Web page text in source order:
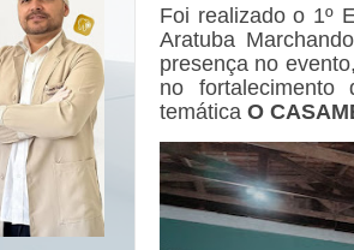
Foi realizado o 1º
Aratuba
presença no
no
temática O